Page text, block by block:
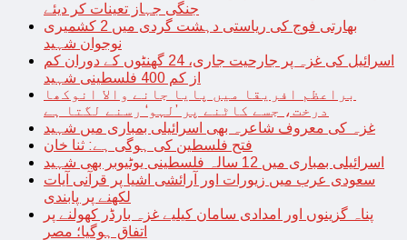
جنگی جہاز تعینات کر دیئے
بھارتی فوج کی ریاستی دہشت گردی میں 2 کشمیری
نوجوان شہید
اسرائیل کی غزہ پر جارحیت جاری، 24 گھنٹوں کے دوران کم
از کم 400 فلسطینی شہید
براعظم افریقا میں پایا جانے والا انوکھا
درخت، جسے کاٹنے پر ’لہو‘ رسنے لگتا ہے
غزہ کی معروف شاعرہ بھی اسرائیلی بمباری میں شہید
فتح فلسطین کی ہوگی ہے: ثنا خان
اسرائیلی بمباری میں 12 سالہ فلسطینی یوٹیوبر بھی شہید
سعودی عرب میں زیورات اور آرائشی اشیا پر قرآنی آیات
لکھنے پر پابندی
پناہ گزینوں اور امدادی سامان کیلیے غزہ بارڈر کھولنے پر
اتفاق ہوگیا؛ مصر